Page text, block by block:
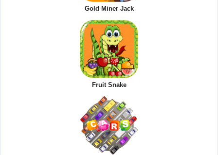
Gold Miner Jack
Fruit Snake